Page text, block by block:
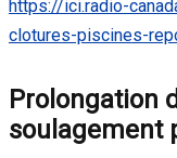
https://ici.radio-
clotures-piscines-
Prolongation
soulagement